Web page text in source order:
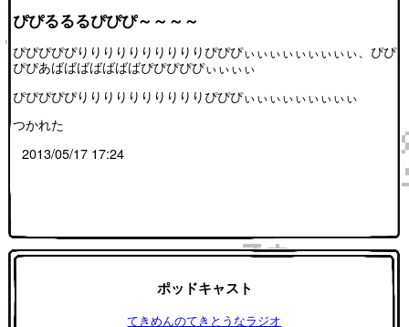
ぴぴるるるぴぴぴ～～～～
ぴぴぴぴぴりりりりりりりりりりぴぴぴぃぃぃぃぃぃぃぃぃ、ぴぴ
ぴぴあばばばばばばばぴぴぴぴぴぃぃぃぃ
ぴぴぴぴぴりりりりりりりりりりぴぴぴぃぃぃぃぃぃぃぃぃ
つかれた
2013/05/17 17:24
ポッドキャスト
てきめんのてきとうなラジオ